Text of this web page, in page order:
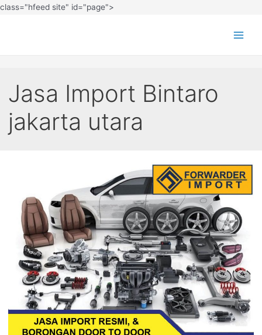
class="hfeed site" id="page">
Jasa Import Bintaro
jakarta utara